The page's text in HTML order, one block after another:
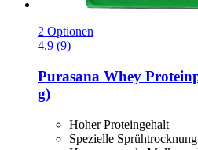
2 Optionen
4.9 (9)
Purasana Whey
g)
Hoher Proteingehalt
Spezielle